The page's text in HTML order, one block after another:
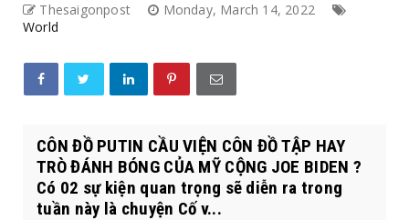
Thesaigonpost
Monday, March 14, 2022
World
CÔN ĐỒ PUTIN CẦU VIỆN CÔN ĐỒ TẬP HAY
TRÒ ĐÁNH BÓNG CỦA MỸ CỘNG JOE BIDEN ?
Có 02 sự kiện quan trọng sẽ diễn ra trong
tuần này là chuyện Cố v...